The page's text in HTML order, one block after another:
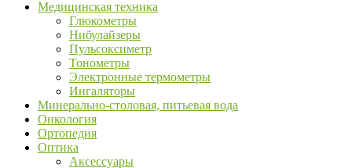
Медицинская техника
Глюкометры
Нибулайзеры
Пульсоксиметр
Тонометры
Электронные термометры
Ингаляторы
Минерально-столовая, питьевая вода
Онкология
Ортопедия
Оптика
Аксессуары